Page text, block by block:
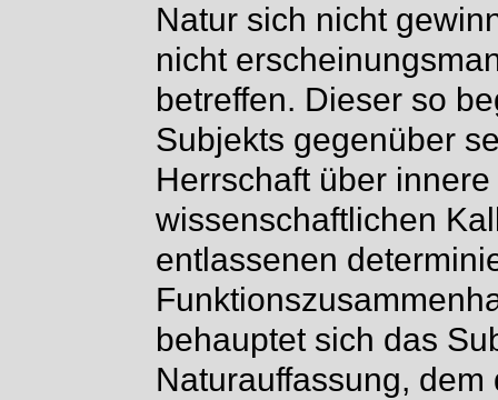
Natur sich nicht
nicht
betreffen. Dieser so
Subjekts gegenüber
Herrschaft über
wissenschaftlichen
entlassenen
behauptet sich das
Naturauffassung,